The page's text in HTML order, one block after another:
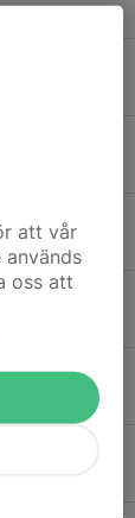
att vår
oss att